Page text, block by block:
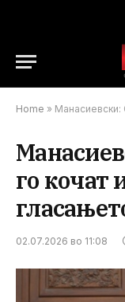
Home » Манасиевски: СДС и
го кочат
02.07.2026 во 11:08